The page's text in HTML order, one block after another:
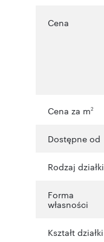
Cena
Cena za m2
Dostępne od
Rodzaj działki
Forma
własności
Kształt działki